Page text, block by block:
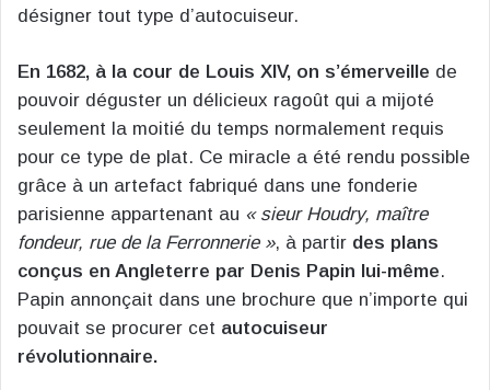
désigner tout type d’autocuiseur.
En 1682, à la cour de Louis XIV, on s’émerveille de
pouvoir déguster un délicieux ragoût qui a mijoté
seulement la moitié du temps normalement requis
pour ce type de plat. Ce miracle a été rendu possible
grâce à un artefact fabriqué dans une fonderie
parisienne appartenant au « sieur Houdry, maître
fondeur, rue de la Ferronnerie », à partir des plans
conçus en Angleterre par Denis Papin lui-même.
Papin annonçait dans une brochure que n’importe qui
pouvait se procurer cet autocuiseur
révolutionnaire.